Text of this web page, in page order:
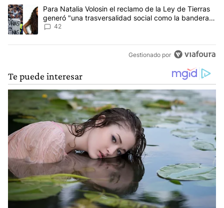
Un artículo de tendencia con el título "Para Natalia Volosin el
Para Natalia Volosin el reclamo de la Ley de Tierras
generó "una trasversalidad social como la bandera
de Malvinas"
42
Gestionado por